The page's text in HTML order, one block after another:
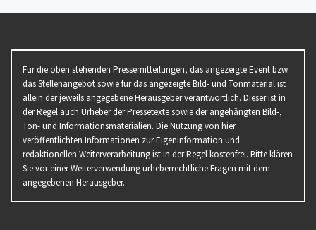
Für die oben stehenden Pressemitteilungen, das angezeigte Event bzw.
das Stellenangebot sowie für das angezeigte Bild- und Tonmaterial ist
allein der jeweils angegebene Herausgeber verantwortlich. Dieser ist in
der Regel auch Urheber der Pressetexte sowie der angehängten Bild-,
Ton- und Informationsmaterialien. Die Nutzung von hier
veröffentlichten Informationen zur Eigeninformation und
redaktionellen Weiterverarbeitung ist in der Regel kostenfrei. Bitte klären
Sie vor einer Weiterverwendung urheberrechtliche Fragen mit dem
angegebenen Herausgeber.